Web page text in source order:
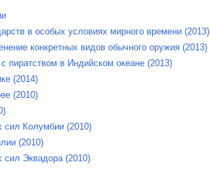
в особых условиях мирного времени (2013)
конкретных видов обычного оружия (2013)
пиратством в Индийском океане (2013)
(2014)
(2010)
сил Колумбии (2010)
(2010)
сил Эквадора (2010)